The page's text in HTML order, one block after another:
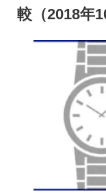
較（2018年